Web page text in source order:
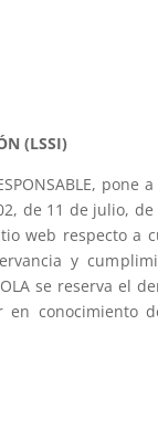
(LSSI)
de 11 de julio,
web respecto
y
se reserva
conocimiento